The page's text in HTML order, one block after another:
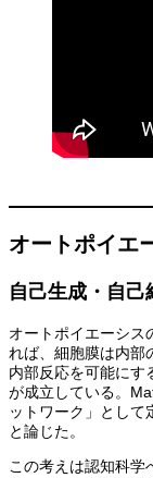
オートポイエ
自己生成・自
オートポイエーシス
れば、細胞膜は内部
内部反応を可能に
が成立している。
ットワーク」として
と論じた。
この考えは認知科学